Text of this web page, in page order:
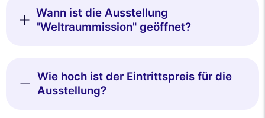
Wann ist die Ausstellung
"Weltraummission" geöffnet?
Wie hoch ist der Eintrittspreis für die
Ausstellung?